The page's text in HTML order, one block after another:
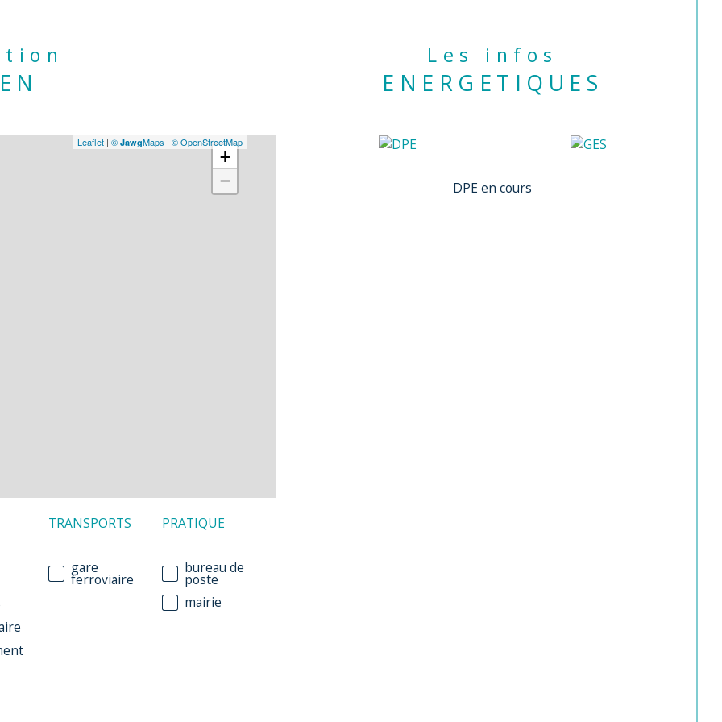
+
−
Leaflet |©JawgMaps |© OpenStreetMap
TRANSPORTS
gare
ferroviaire
PRATIQUE
bureau de
poste
mairie
Les infos
ENERGETIQUES
DPE en cours